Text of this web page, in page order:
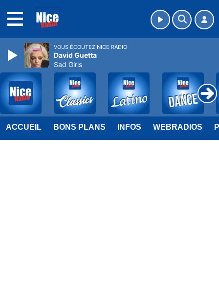
ACCUEIL BONS PLANS INFOS WEBRADIOS
VOUS ÉCOUTEZ NICE RADIO
David Guetta
Sad Girls